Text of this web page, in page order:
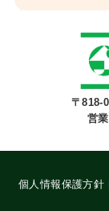
〒818-
営
個人情報保護方針